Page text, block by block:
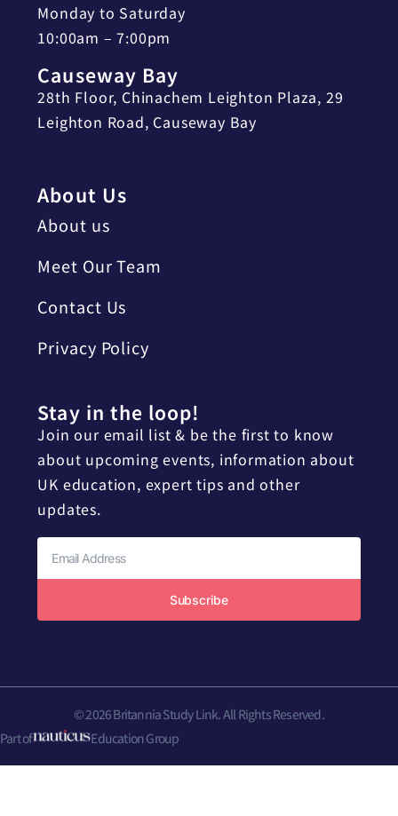
Monday to Saturday
10:00am – 7:00pm
Causeway Bay
28th Floor, Chinachem Leighton Plaza, 29
Leighton Road, Causeway Bay
About Us
About us
Meet Our Team
Contact Us
Privacy Policy
Stay in the loop!
Join our email list & be the first to know
about upcoming events, information about
UK education, expert tips and other
updates.
Subscribe
© 2026 Britannia Study Link. All Rights Reserved.
Part of
Education Group